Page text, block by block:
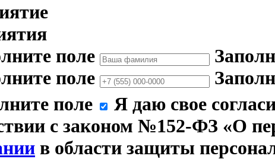
поле
поле
поле
Я даю свое
с законом №152-ФЗ «О
в области защиты